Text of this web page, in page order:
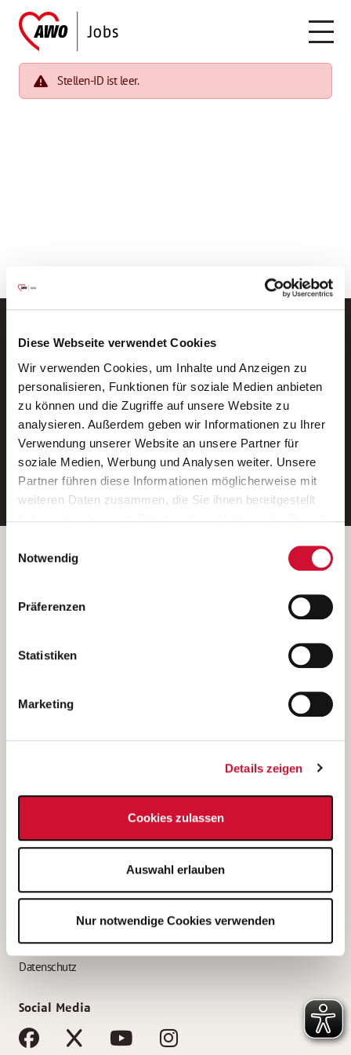
Diese Webseite verwendet Cookies
Wir verwenden Cookies, um Inhalte und Anzeigen zu
personalisieren, Funktionen für soziale Medien anbieten
zu können und die Zugriffe auf unsere Website zu
analysieren. Außerdem geben wir Informationen zu Ihrer
Verwendung unserer Website an unsere Partner für
soziale Medien, Werbung und Analysen weiter. Unsere
Partner führen diese Informationen möglicherweise mit
weiteren Daten zusammen, die Sie ihnen bereitgestellt
Wenn Sie auf „Cookies zulassen“ klicken, so stimmen
Sie der Speicherung sämtlicher Cookies zu. Sie können
Ihre Einwilligung selbstverständlich jederzeit widerrufen,
indem Sie die Cookie-Einstellungen aufrufen und diese
unsererDatenschutzerklärung
Notwendig
Präferenzen
Statistiken
Marketing
Details zeigen
Cookies zulassen
Auswahl erlauben
Nur notwendige Cookies verwenden
Stellen-ID ist leer.
Neue Stellen per E-Mail.
Ein kostenloser Service von AWO
Jobs.
E-Mail-Adresse eintragen
Betreiber der Webseite
Kantstraße 45a
(Ein Tochterunternehmen des AWO Bezirksverbandes Unterfranken
e.V.)
Bewerbung als Altenpflegehelfer*in
Bewerbung als Erzieher*in
AWO Gliederungen nach Bundesland
Impressum
Datenschutz
Social Media